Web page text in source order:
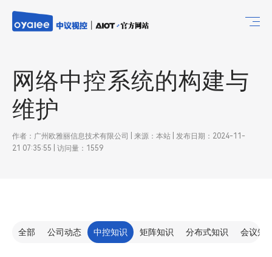
网络中控系统的构建与
维护
作者：广州欧雅丽信息技术有限公司 | 来源：本站 | 发布日期：2024-11-
21 07:35:55 | 访问量：1559
全部 公司动态 中控知识 矩阵知识 分布式知识 会议知